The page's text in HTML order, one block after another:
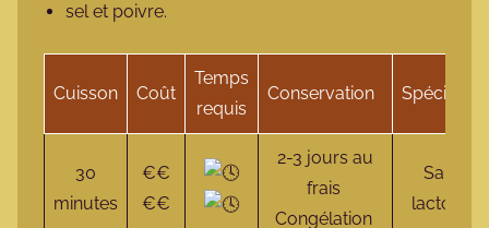
sel et poivre.
Cuisson Coût
Temps
requis
Conservation Spécificité
30
minutes
€€
€€
2-3 jours au
frais
Congélation
Sans
lactose